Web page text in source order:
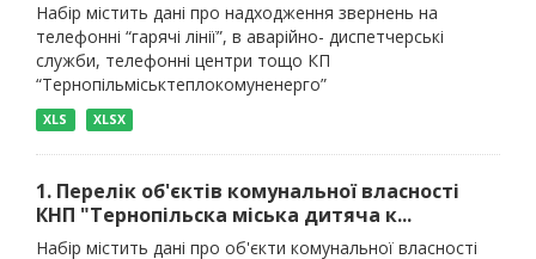
Набір містить дані про надходження звернень на
телефонні “гарячі лінії”, в аварійно- диспетчерські
служби, телефонні центри тощо КП
“Тернопільміськтеплокомуненерго”
XLS XLSX
1. Перелік об'єктів комунальної власності
КНП "Тернопільска міська дитяча к...
Набір містить дані про об'єкти комунальної власності